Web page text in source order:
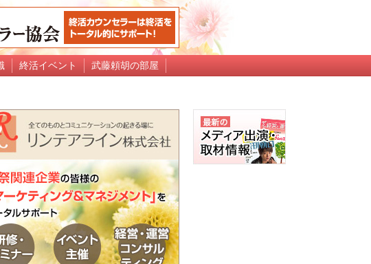
終活イベント 武藤頼胡の部屋